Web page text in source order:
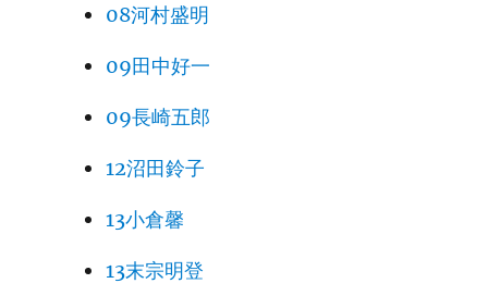
08河村盛明
09田中好一
09長崎五郎
12沼田鈴子
13小倉馨
13末宗明登